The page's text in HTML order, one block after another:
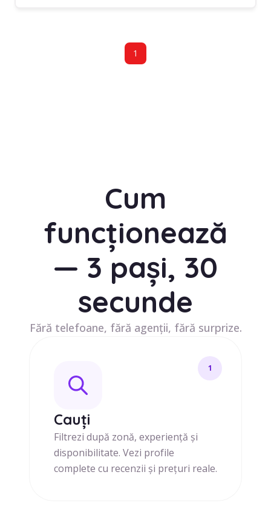
1
Cum
funcționează
— 3 pași, 30
secunde
Fără telefoane, fără agenții, fără surprize.
1
Cauți
Filtrezi după zonă, experiență și
disponibilitate. Vezi profile
complete cu recenzii și prețuri reale.